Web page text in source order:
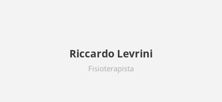
Riccardo Levrini
Fisioterapista